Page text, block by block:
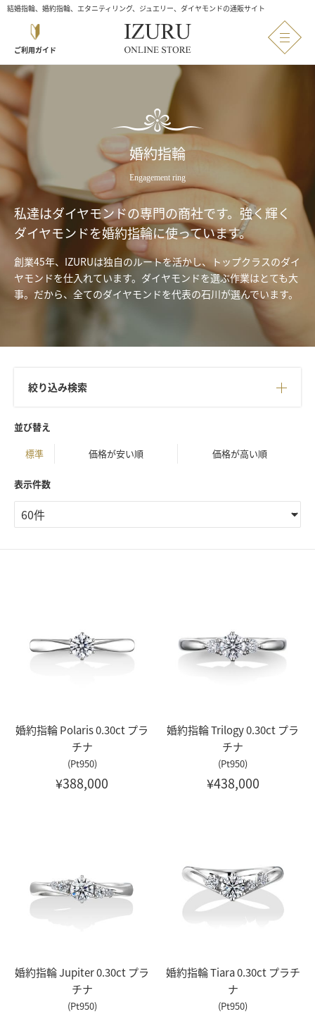
結婚指輪、婚約指輪、エタニティリング、ジュエリー、ダイヤモンドの通販サイト
ご利用ガイド
婚約指輪
Engagement ring
私達はダイヤモンドの専門の商社です。 強く輝く
ダイヤモンドを婚約指輪に使っています。
創業45年、IZURUは独自のルートを活かし、トップクラスのダイ
ヤモンドを仕入れています。 ダイヤモンドを選ぶ作業はとても大
事。 だから、全てのダイヤモンドを代表の石川が選んでいます。
絞り込み検索
並び替え
標準
価格が安い順 価格が高い順
表示件数
婚約指輪 Polaris 0.30ct プラ
チナ
(Pt950)
¥388,000
婚約指輪 Trilogy 0.30ct プラ
チナ
(Pt950)
¥438,000
婚約指輪 Jupiter 0.30ct プラ
チナ
(Pt950)
婚約指輪 Tiara 0.30ct プラチ
ナ
(Pt950)